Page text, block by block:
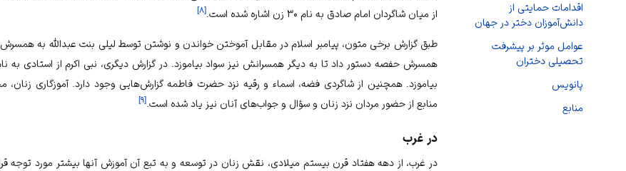
اقدامات حمایتی از
دانش‌آموزان دختر در جهان
عوامل موثر بر پیشرفت
تحصیلی دختران
پانویس
منابع
از میان شاگردان امام صادق به نام ۳۰ زن اشاره شده است.
[۸]
طبق گزارش برخی متون، پیامبر اسلام در مقابل آموختن خواندن و نوشتن توسط لیلی بنت عبدالله به
همسرش حفصه دستور داد تا به دیگر همسرانش نیز سواد بیاموزد. در گزارش دیگری، نبی اکرم از استادی
بیاموزد. همچنین از شاگردی فضه، اسماء و رقیه نزد حضرت فاطمه گزارش‌هایی وجود دارد. آموزگاری زنان،
منابع از حضور مردان نزد زنان و سؤال و جواب‌های آنان نیز یاد شده است. [۹]
در غرب
در غرب، از دهه هفتاد قرن بیستم میلادی، نقش زنان در توسعه و به تبع آن آموزش آنها بیشتر مورد توجه